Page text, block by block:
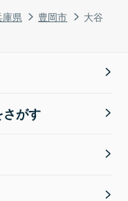
庫県 豊岡市 大谷
がす